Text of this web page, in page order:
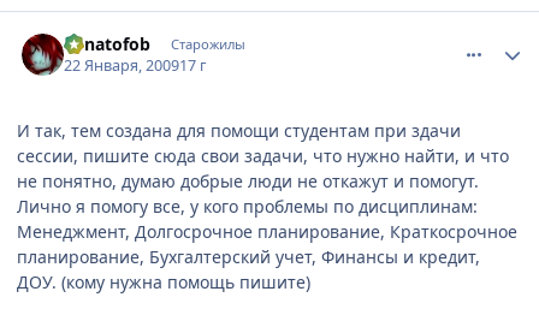
Lunatofob Старожилы
22 Января, 200917 г
И так, тем создана для помощи студентам при здачи
сессии, пишите сюда свои задачи, что нужно найти, и что
не понятно, думаю добрые люди не откажут и помогут.
Лично я помогу все, у кого проблемы по дисциплинам:
Менеджмент, Долгосрочное планирование, Краткосрочное
планирование, Бухгалтерский учет, Финансы и кредит,
ДОУ. (кому нужна помощь пишите)